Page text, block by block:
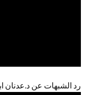
رد الشبهات عن د.عدنان